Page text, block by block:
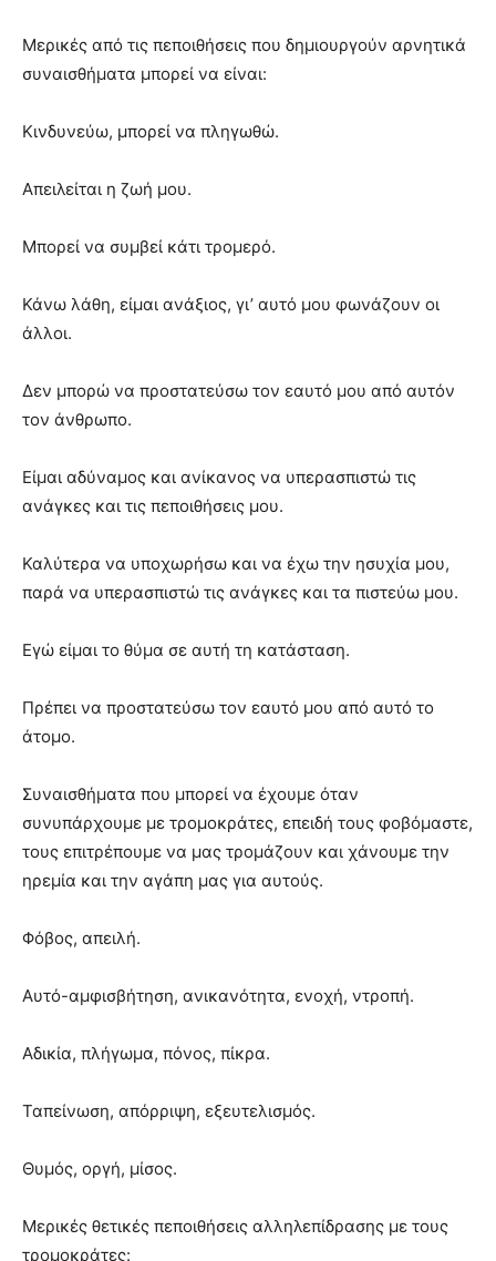
Μερικές από τις πεποιθήσεις που δημιουργούν αρνητικά
συναισθήματα μπορεί να είναι:
Κινδυνεύω, μπορεί να πληγωθώ.
Απειλείται η ζωή μου.
Μπορεί να συμβεί κάτι τρομερό.
Κάνω λάθη, είμαι ανάξιος, γι’ αυτό μου φωνάζουν οι
άλλοι.
Δεν μπορώ να προστατεύσω τον εαυτό μου από αυτόν
τον άνθρωπο.
Είμαι αδύναμος και ανίκανος να υπερασπιστώ τις
ανάγκες και τις πεποιθήσεις μου.
Καλύτερα να υποχωρήσω και να έχω την ησυχία μου,
παρά να υπερασπιστώ τις ανάγκες και τα πιστεύω μου.
Εγώ είμαι το θύμα σε αυτή τη κατάσταση.
Πρέπει να προστατεύσω τον εαυτό μου από αυτό το
άτομο.
Συναισθήματα που μπορεί να έχουμε όταν
συνυπάρχουμε με τρομοκράτες, επειδή τους φοβόμαστε,
τους επιτρέπουμε να μας τρομάζουν και χάνουμε την
ηρεμία και την αγάπη μας για αυτούς.
Φόβος, απειλή.
Αυτό-αμφισβήτηση, ανικανότητα, ενοχή, ντροπή.
Αδικία, πλήγωμα, πόνος, πίκρα.
Ταπείνωση, απόρριψη, εξευτελισμός.
Θυμός, οργή, μίσος.
Μερικές θετικές πεποιθήσεις αλληλεπίδρασης με τους
τρομοκράτες: